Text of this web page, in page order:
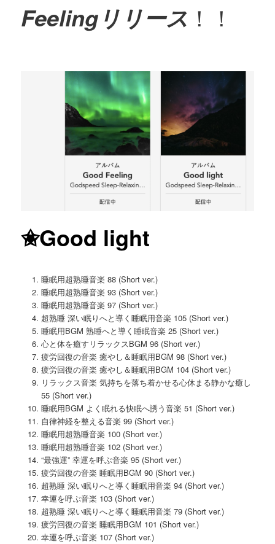
Feelingリリース ！！
✬Good light
睡眠用超熟睡音楽 88 (Short ver.)
睡眠用超熟睡音楽 93 (Short ver.)
睡眠用超熟睡音楽 97 (Short ver.)
超熟睡 深い眠りへと導く睡眠用音楽 105 (Short ver.)
睡眠用BGM 熟睡へと導く睡眠音楽 25 (Short ver.)
心と体を癒すリラックスBGM 96 (Short ver.)
疲労回復の音楽 癒やし＆睡眠用BGM 98 (Short ver.)
疲労回復の音楽 癒やし＆睡眠用BGM 104 (Short ver.)
リラックス音楽 気持ちを落ち着かせる心休まる静かな癒し
55 (Short ver.)
睡眠用BGM よく眠れる快眠へ誘う音楽 51 (Short ver.)
自律神経を整える音楽 99 (Short ver.)
睡眠用超熟睡音楽 100 (Short ver.)
睡眠用超熟睡音楽 102 (Short ver.)
“最強運” 幸運を呼ぶ音楽 95 (Short ver.)
疲労回復の音楽 睡眠用BGM 90 (Short ver.)
超熟睡 深い眠りへと導く睡眠用音楽 94 (Short ver.)
幸運を呼ぶ音楽 103 (Short ver.)
超熟睡 深い眠りへと導く睡眠用音楽 79 (Short ver.)
疲労回復の音楽 睡眠用BGM 101 (Short ver.)
幸運を呼ぶ音楽 107 (Short ver.)